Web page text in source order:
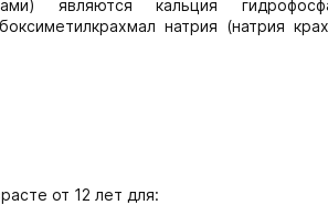
являются кальция
натрия (натрия
от 12 лет для: